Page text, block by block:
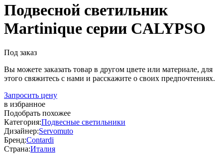
Подвесной светильник
Martinique серии CALYPSO
Под заказ
Вы можете заказать товар в другом цвете или материале, для
этого свяжитесь с нами и расскажите о своих предпочтениях.
Запросить цену
в избранное
Подобрать похожее
Категория:Подвесные светильники
Дизайнер:Servomuto
Бренд:Contardi
Страна:Италия